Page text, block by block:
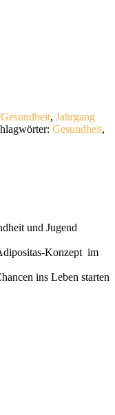
Gesundheit, Jahrgang
Gesundheit,
und Jugend
Konzept im
ins Leben starten